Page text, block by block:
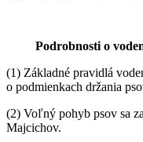
Podrobnosti o
(1) Základné pravidlá
o podmienkach držania
(2) Voľný pohyb psov sa
Majcichov.